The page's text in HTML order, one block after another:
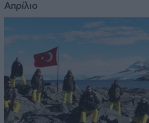
Απρίλιο